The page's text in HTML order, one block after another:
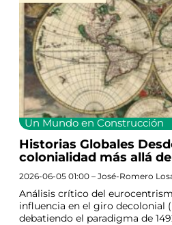
Un Mundo en Construcción
Historias Globales
colonialidad más allá de
2026-06-05 01:00 – José-Romero
Análisis crítico del
influencia en el giro decolonial
debatiendo el paradigma de